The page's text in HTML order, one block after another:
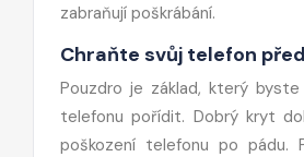
zabraňují poškrábání.
Chraňte svůj telefon
Pouzdro je základ, který
telefonu pořídit. Dobrý kryt
poškození telefonu po pádu.